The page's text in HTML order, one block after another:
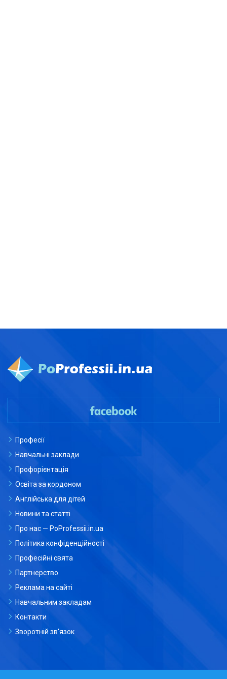
Професії
Навчальні заклади
Профорієнтація
Освіта за кордоном
Англійська для дітей
Новини та статті
Про нас — PoProfessii.in.ua
Політика конфіденційності
Професійні свята
Партнерство
Реклама на сайті
Навчальним закладам
Контакти
Зворотній зв'язок